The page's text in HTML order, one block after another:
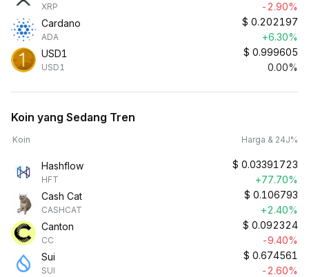
XRP
-2.90%
Cardano
ADA
$ 0.202197
+6.30%
USD1
USD1
$ 0.999605
0.00%
Koin yang Sedang Tren
Koin Harga & 24J%
Hashflow
HFT
$ 0.03391723
+77.70%
Cash Cat
CASHCAT
$ 0.106793
+2.40%
Canton
CC
$ 0.092324
-9.40%
Sui
SUI
$ 0.674561
-2.60%